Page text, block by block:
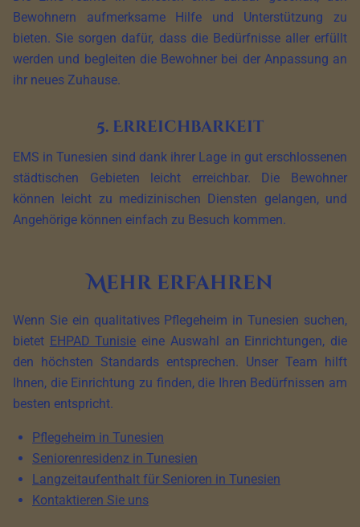
Bewohnern aufmerksame Hilfe und Unterstützung zu
bieten. Sie sorgen dafür, dass die Bedürfnisse aller erfüllt
werden und begleiten die Bewohner bei der Anpassung an
ihr neues Zuhause.
5. Erreichbarkeit
EMS in Tunesien sind dank ihrer Lage in gut erschlossenen
städtischen Gebieten leicht erreichbar. Die Bewohner
können leicht zu medizinischen Diensten gelangen, und
Angehörige können einfach zu Besuch kommen.
Mehr erfahren
Wenn Sie ein qualitatives Pflegeheim in Tunesien suchen,
bietet EHPAD Tunisie eine Auswahl an Einrichtungen, die
den höchsten Standards entsprechen. Unser Team hilft
Ihnen, die Einrichtung zu finden, die Ihren Bedürfnissen am
besten entspricht.
Pflegeheim in Tunesien
Seniorenresidenz in Tunesien
Langzeitaufenthalt für Senioren in Tunesien
Kontaktieren Sie uns